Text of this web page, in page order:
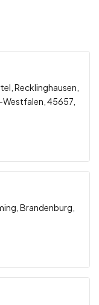
Recklinghausen,
45657,
Brandenburg,